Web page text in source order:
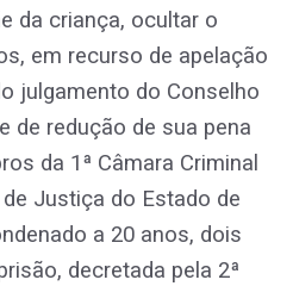
da criança, ocultar o
em recurso de apelação
julgamento do Conselho
de redução de sua pena
da 1ª Câmara Criminal
Justiça do Estado de
a 20 anos, dois
decretada pela 2ª